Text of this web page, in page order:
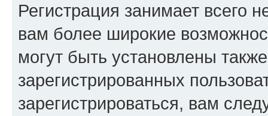
Регистрация занимает всего
вам более широкие
могут быть установлены
зарегистрированных
зарегистрироваться, вам